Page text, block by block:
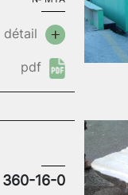
détail
pdf
360-16-0